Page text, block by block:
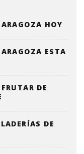
HOY
ESTA
DE
DE